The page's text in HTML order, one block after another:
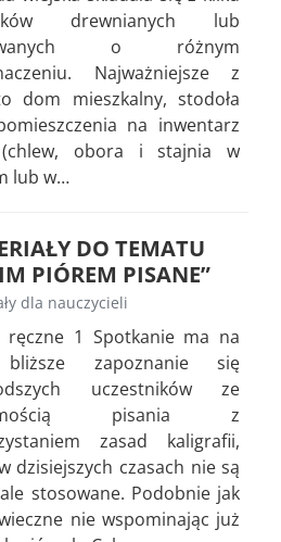
drewnianych lub
o różnym
Najważniejsze z
dom mieszkalny, stodoła
na inwentarz
obora i stajnia w
lub w…
DO TEMATU
PIÓREM PISANE”
dla nauczycieli
ręczne 1 Spotkanie ma na
zapoznanie się
uczestników ze
pisania z
zasad kaligrafii,
dzisiejszych czasach nie są
stosowane. Podobnie jak
nie wspominając już